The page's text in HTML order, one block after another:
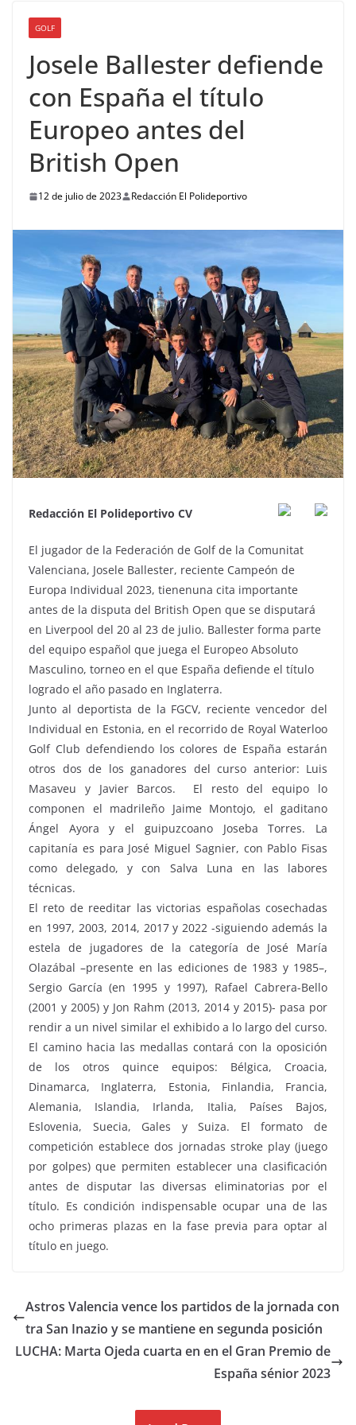
GOLF
Josele Ballester defiende
con España el título
Europeo antes del
British Open
12 de julio de 2023 Redacción El Polideportivo
Redacción El Polideportivo CV
El jugador de la Federación de Golf de la Comunitat
Valenciana, Josele Ballester, reciente Campeón de
Europa Individual 2023, tienenuna cita importante
antes de la disputa del British Open que se disputará
en Liverpool del 20 al 23 de julio. Ballester forma parte
del equipo español que juega el Europeo Absoluto
Masculino, torneo en el que España defiende el título
logrado el año pasado en Inglaterra.
Junto al deportista de la FGCV, reciente vencedor del
Individual en Estonia, en el recorrido de Royal Waterloo
Golf Club defendiendo los colores de España estarán
otros dos de los ganadores del curso anterior: Luis
Masaveu y Javier Barcos. El resto del equipo lo
componen el madrileño Jaime Montojo, el gaditano
Ángel Ayora y el guipuzcoano Joseba Torres. La
capitanía es para José Miguel Sagnier, con Pablo Fisas
como delegado, y con Salva Luna en las labores
técnicas.
El reto de reeditar las victorias españolas cosechadas
en 1997, 2003, 2014, 2017 y 2022 -siguiendo además la
estela de jugadores de la categoría de José María
Olazábal –presente en las ediciones de 1983 y 1985–,
Sergio García (en 1995 y 1997), Rafael Cabrera-Bello
(2001 y 2005) y Jon Rahm (2013, 2014 y 2015)- pasa por
rendir a un nivel similar el exhibido a lo largo del curso.
El camino hacia las medallas contará con la oposición
de los otros quince equipos: Bélgica, Croacia,
Dinamarca, Inglaterra, Estonia, Finlandia, Francia,
Alemania, Islandia, Irlanda, Italia, Países Bajos,
Eslovenia, Suecia, Gales y Suiza. El formato de
competición establece dos jornadas stroke play (juego
por golpes) que permiten establecer una clasificación
antes de disputar las diversas eliminatorias por el
título. Es condición indispensable ocupar una de las
ocho primeras plazas en la fase previa para optar al
título en juego.
Astros Valencia vence los partidos de la jornada con
tra San Inazio y se mantiene en segunda posición
LUCHA: Marta Ojeda cuarta en en el Gran Premio de
España sénior 2023